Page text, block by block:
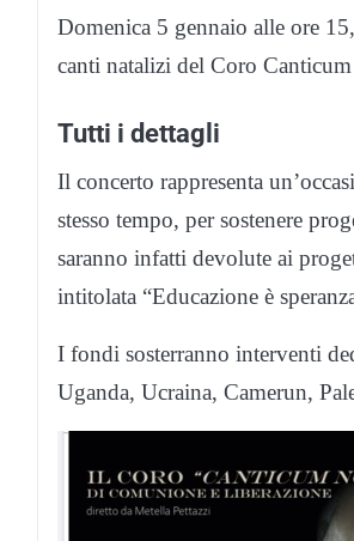
Domenica 5 gennaio alle ore
canti natalizi del Coro
Tutti i dettagli
Il concerto rappresenta
stesso tempo, per sostenere
saranno infatti devolute ai
intitolata “Educazione è
I fondi sosterranno interventi
Uganda, Ucraina, Camerun,